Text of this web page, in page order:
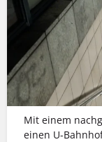
Mit einem
einen U-